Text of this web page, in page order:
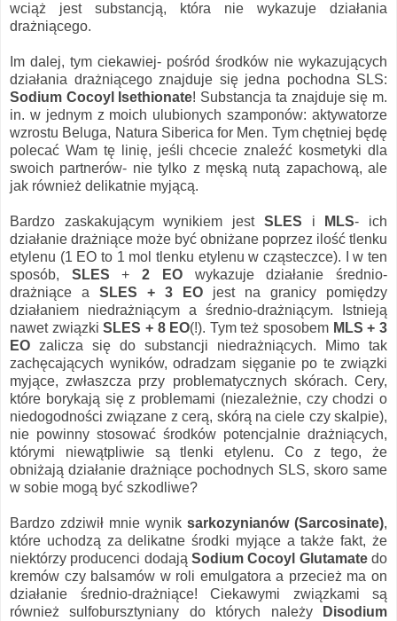
wciąż jest substancją, która nie wykazuje działania
drażniącego.
Im dalej, tym ciekawiej- pośród środków nie wykazujących
działania drażniącego znajduje się jedna pochodna SLS:
Sodium Cocoyl Isethionate! Substancja ta znajduje się m.
in. w jednym z moich ulubionych szamponów: aktywatorze
wzrostu Beluga, Natura Siberica for Men. Tym chętniej będę
polecać Wam tę linię, jeśli chcecie znaleźć kosmetyki dla
swoich partnerów- nie tylko z męską nutą zapachową, ale
jak również delikatnie myjącą.
Bardzo zaskakującym wynikiem jest SLES i MLS- ich
działanie drażniące może być obniżane poprzez ilość tlenku
etylenu (1 EO to 1 mol tlenku etylenu w cząsteczce). I w ten
sposób, SLES +2 EO wykazuje działanie średnio-
drażniące a SLES + 3 EO jest na granicy pomiędzy
działaniem niedrażniącym a średnio-drażniącym. Istnieją
nawet związkiSLES + 8 EO(!). Tym też sposobem MLS + 3
EO zalicza się do substancji niedrażniących. Mimo tak
zachęcających wyników, odradzam sięganie po te związki
myjące, zwłaszcza przy problematycznych skórach. Cery,
które borykają się z problemami (niezależnie, czy chodzi o
niedogodności związane z cerą, skórą na ciele czy skalpie),
nie powinny stosować środków potencjalnie drażniących,
którymi niewątpliwie są tlenki etylenu. Co z tego, że
obniżają działanie drażniące pochodnych SLS, skoro same
w sobie mogą być szkodliwe?
Bardzo zdziwił mnie wynik sarkozynianów (Sarcosinate),
które uchodzą za delikatne środki myjące a także fakt, że
niektórzy producenci dodają Sodium Cocoyl Glutamatedo
kremów czy balsamów w roli emulgatora a przecież ma on
działanie średnio-drażniące! Ciekawymi związkami są
również sulfobursztyniany do których należy
Disodium